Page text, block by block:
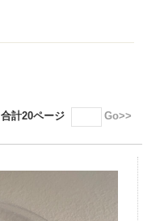
合計20ページ Go>>